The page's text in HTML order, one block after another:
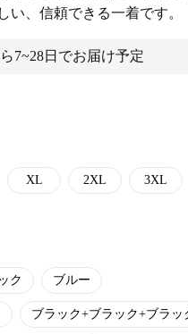
い、信頼できる一着です。
7~28日でお届け予定
XL 2XL 3XL
ク ブルー
ブラック+ブラック+ブラッ